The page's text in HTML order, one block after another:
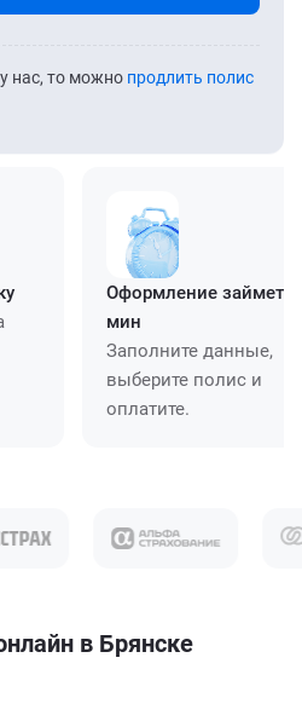
нас, то можно продлить полис
Оформление займет
мин
Заполните данные,
выберите полис и
оплатите.
в Брянске